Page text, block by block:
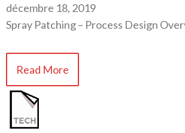
décembre 18, 2019
Spray Patching – Process Design
Read More